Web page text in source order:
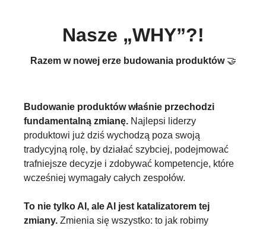
Nasze „WHY”?!
Razem w nowej erze budowania produktów 🤝
Budowanie produktów właśnie przechodzi
fundamentalną zmianę. Najlepsi liderzy
produktowi już dziś wychodzą poza swoją
tradycyjną rolę, by działać szybciej, podejmować
trafniejsze decyzje i zdobywać kompetencje, które
wcześniej wymagały całych zespołów.
To nie tylko AI, ale AI jest katalizatorem tej
zmiany. Zmienia się wszystko: to jak robimy